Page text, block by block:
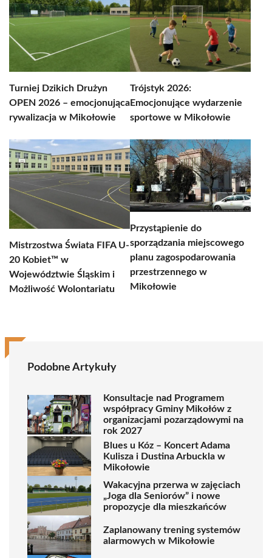
Turniej Dzikich Drużyn
OPEN 2026 – emocjonująca
rywalizacja w Mikołowie
Trójstyk 2026:
Emocjonujące wydarzenie
sportowe w Mikołowie
Mistrzostwa Świata FIFA U-
20 Kobiet™ w
Województwie Śląskim i
Możliwość Wolontariatu
Przystąpienie do
sporządzania miejscowego
planu zagospodarowania
przestrzennego w
Mikołowie
Podobne Artykuły
Konsultacje nad Programem
współpracy Gminy Mikołów z
organizacjami pozarządowymi na
rok 2027
Blues u Kóz – Koncert Adama
Kulisza i Dustina Arbuckla w
Mikołowie
Wakacyjna przerwa w zajęciach
„Joga dla Seniorów” i nowe
propozycje dla mieszkańców
Zaplanowany trening systemów
alarmowych w Mikołowie